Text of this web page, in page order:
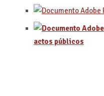
actos públicos